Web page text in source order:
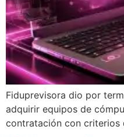
Fiduprevisora dio por
adquirir equipos de
contratación con criterios